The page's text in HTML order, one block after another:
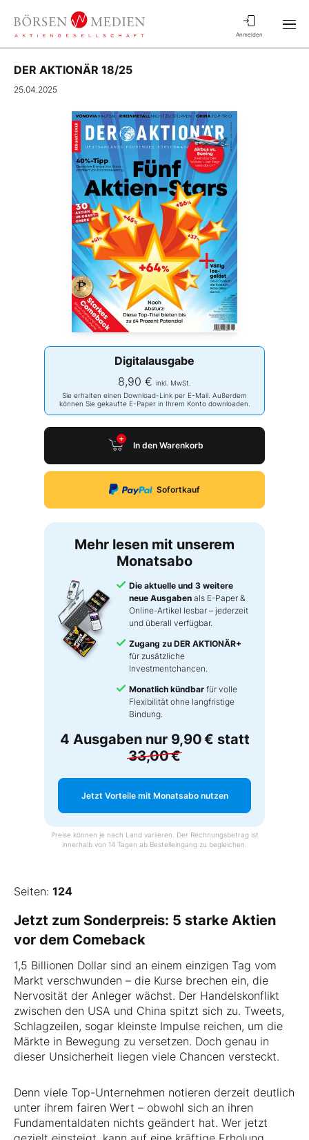
Anmelden
DER AKTIONÄR 18/25
25.04.2025
Digitalausgabe
8,90 € inkl. MwSt.
Sie erhalten einen Download-Link per E-Mail. Außerdem
können Sie gekaufte E-Paper in Ihrem Konto downloaden.
In den Warenkorb
Sofortkauf
Mehr lesen mit unserem
Monatsabo
Die aktuelle und 3 weitere
neue Ausgaben als E-Paper &
Online-Artikel lesbar – jederzeit
und überall verfügbar.
Zugang zu DER AKTIONÄR+
für zusätzliche
Investmentchancen.
Monatlich kündbar für volle
Flexibilität ohne langfristige
Bindung.
4 Ausgaben nur 9,90 € statt
33,00 €
Jetzt Vorteile mit Monatsabo nutzen
Preise können je nach Land variieren. Der Rechnungsbetrag ist
innerhalb von 14 Tagen ab Bestelleingang zu begleichen.
Seiten: 124
Jetzt zum Sonderpreis: 5 starke Aktien
vor dem Comeback
1,5 Billionen Dollar sind an einem einzigen Tag vom
Markt verschwunden – die Kurse brechen ein, die
Nervosität der Anleger wächst. Der Handelskonflikt
zwischen den USA und China spitzt sich zu. Tweets,
Schlagzeilen, sogar kleinste Impulse reichen, um die
Märkte in Bewegung zu versetzen. Doch genau in
dieser Unsicherheit liegen viele Chancen versteckt.
Denn viele Top-Unternehmen notieren derzeit deutlich
unter ihrem fairen Wert – obwohl sich an ihren
Fundamentaldaten nichts geändert hat. Wer jetzt